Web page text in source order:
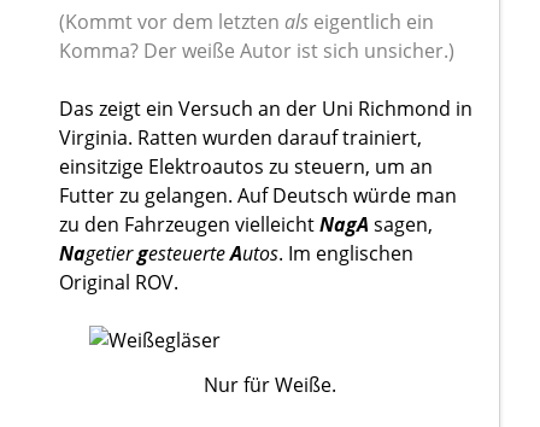
(Kommt vor dem letzten alseigentlich ein
Komma? Der weiße Autor ist sich unsicher.)
Das zeigt ein Versuch an der Uni Richmond in
Virginia. Ratten wurden darauf trainiert,
einsitzige Elektroautos zu steuern, um an
Futter zu gelangen. Auf Deutsch würde man
zu den Fahrzeugen vielleichtNagA sagen,
NagetiergesteuerteAutos. Im englischen
Original ROV.
Nur für Weiße.